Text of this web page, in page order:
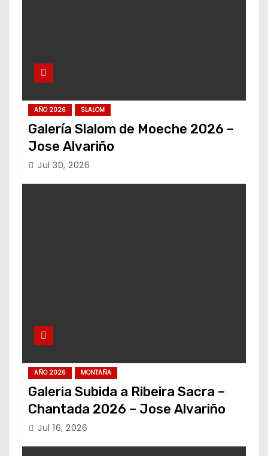
AÑO 2026 SLALOM
Galería Slalom de Moeche 2026 –
Jose Alvariño
Jul 30, 2026
AÑO 2026 MONTAÑA
Galeria Subida a Ribeira Sacra –
Chantada 2026 – Jose Alvariño
Jul 16, 2026